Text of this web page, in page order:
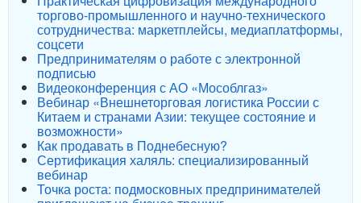
торгово-промышленного и научно-технического
сотрудничества: маркетплейсы, медиаплатформы,
соцсети
Предпринимателям о работе с электронной
подписью
Видеоконференция с АО «Мособлгаз»
Вебинар «Внешнеторговая логистика России с
Китаем и странами Азии: текущее состояние и
возможности»
Как продавать в Поднебесную?
Сертификация халяль: специализированный
вебинар
Точка роста: подмосковных предпринимателей